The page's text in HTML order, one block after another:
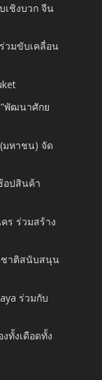
เชิงบวก จีน
วมขับเคลื่อน
พัฒนาศักย
มหาชน) จัด
อปสินค้า
ร ร่วมสร้าง
ชาติสนับสนุน
ร่วมกับ
งทั้งเดือดทั้ง